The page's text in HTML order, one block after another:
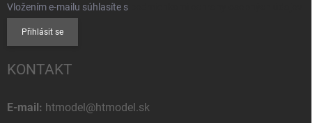
Vložením e-mailu súhlasíte s
Přihlásit se
KONTAKT
E-mail: htmodel@htmodel.sk